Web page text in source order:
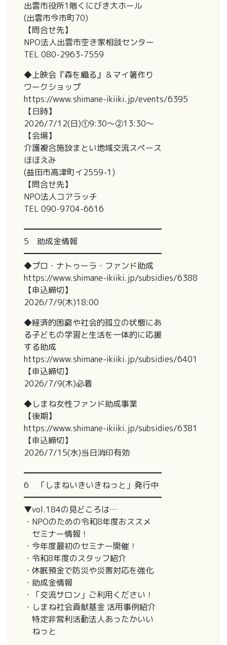
出雲市役所1階くにびき大ホール
(出雲市今市町70)
【問合せ先】
NPO法人出雲市空き家相談センター
TEL 080-2963-7559
◆上映会『森を織る』＆マイ箸作り
ワークショップ
https://www.shimane-ikiiki.jp/events/6395
【日時】
2026/7/12(日)①9:30～②13:30～
【会場】
介護複合施設まとい地域交流スペース
ほほえみ
(益田市高津町イ2559-1)
【問合せ先】
NPO法人コアラッチ
TEL 090-9704-6616
━━━━━━━━━━━━━━━━━
5 助成金情報
━━━━━━━━━━━━━━━━━
◆プロ・ナトゥーラ・ファンド助成
https://www.shimane-ikiiki.jp/subsidies/6388
【申込締切】
2026/7/9(木)18:00
◆経済的困窮や社会的孤立の状態にあ
る子どもの学習と生活を一体的に応援
する助成
https://www.shimane-ikiiki.jp/subsidies/6401
【申込締切】
2026/7/9(木)必着
◆しまね女性ファンド助成事業
【後期】
https://www.shimane-ikiiki.jp/subsidies/6381
【申込締切】
2026/7/15(水)当日消印有効
━━━━━━━━━━━━━━━━━
6 「しまねいきいきねっと」発行中
━━━━━━━━━━━━━━━━━
▼vol.184の見どころは…
・NPOのための令和8年度おススメ
セミナー情報！
・今年度最初のセミナー開催！
・令和8年度のスタッフ紹介
・休眠預金で防災や災害対応を強化
・助成金情報
・「交流サロン」ご利用ください！
・しまね社会貢献基金 活用事例紹介
特定非営利活動法人あったかいい
ねっと